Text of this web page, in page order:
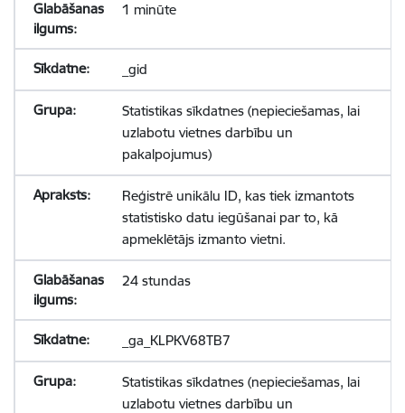
1 minūte
_gid
Statistikas sīkdatnes (nepieciešamas, lai
uzlabotu vietnes darbību un
pakalpojumus)
Reģistrē unikālu ID, kas tiek izmantots
statistisko datu iegūšanai par to, kā
apmeklētājs izmanto vietni.
24 stundas
_ga_KLPKV68TB7
Statistikas sīkdatnes (nepieciešamas, lai
uzlabotu vietnes darbību un